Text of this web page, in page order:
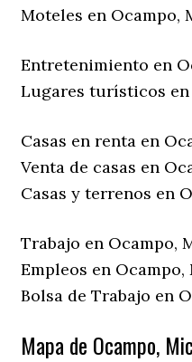
Moteles en Ocampo,
Entretenimiento en
Lugares turísticos en
Casas en renta en
Venta de casas en
Casas y terrenos en
Trabajo en Ocampo,
Empleos en Ocampo,
Bolsa de Trabajo en
Mapa de Ocampo,